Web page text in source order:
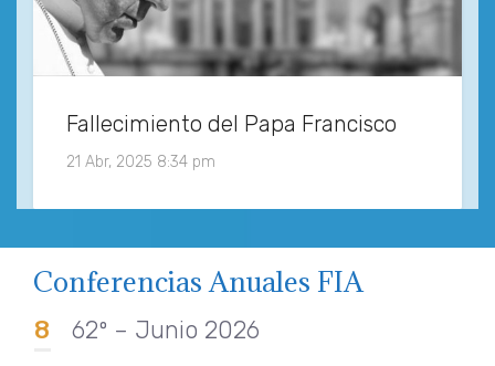
Fallecimiento del Papa Francisco
21 Abr, 2025 8:34 pm
Conferencias Anuales FIA
8
62º – Junio 2026